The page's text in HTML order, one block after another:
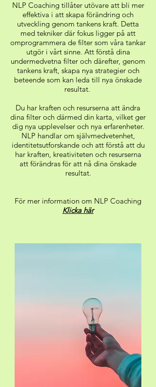
NLP Coaching tillåter utövare att bli mer
effektiva i att skapa förändring och
utveckling genom tankens kraft. Detta
med tekniker där fokus ligger på att
omprogrammera de filter som våra tankar
utgör i vårt sinne. Att förstå dina
undermedvetna filter och därefter, genom
tankens kraft, skapa nya strategier och
beteende som kan leda till nya önskade
resultat.
Du har kraften och resurserna att ändra
dina filter och därmed din karta, vilket ger
dig nya upplevelser och nya erfarenheter.
NLP handlar om självmedvetenhet,
identitetsutforskande och att förstå att du
har kraften, kreativiteten och resurserna
att förändras för att nå dina önskade
resultat.
För mer information om NLP Coaching
Klicka här